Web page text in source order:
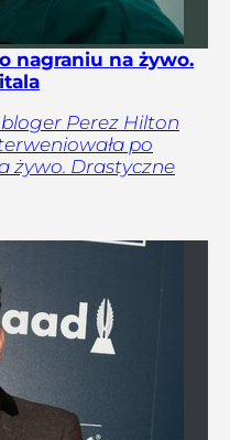
nagraniu na żywo.
Perez Hilton
po
żywo. Drastyczne